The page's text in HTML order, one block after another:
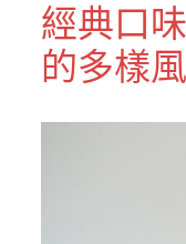
經典口
的多樣